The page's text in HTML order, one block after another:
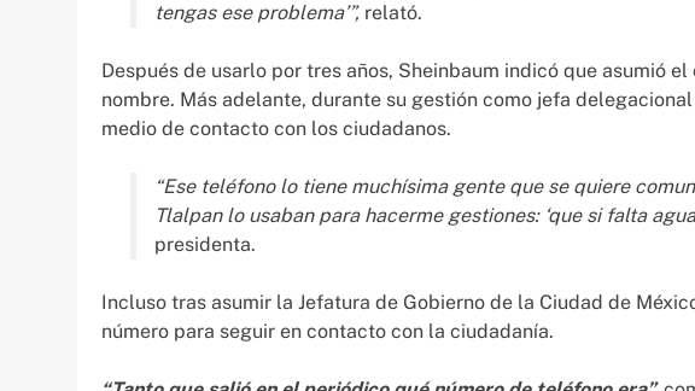
tengas ese problema’”, relató.
Después de usarlo por tres años, Sheinbaum indicó que asumió
nombre. Más adelante, durante su gestión como jefa
medio de contacto con los ciudadanos.
“Ese teléfono lo tiene muchísima gente que se quiere
Tlalpan lo usaban para hacerme gestiones: ‘que si falta
presidenta.
Incluso tras asumir la Jefatura de Gobierno de la Ciudad de
número para seguir en contacto con la ciudadanía.